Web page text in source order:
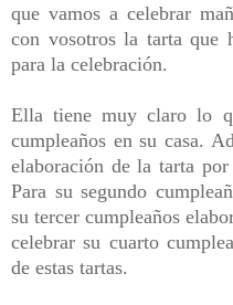
que vamos a celebrar
con vosotros la tarta que
para la celebración.
Ella tiene muy claro lo
cumpleaños en su casa.
elaboración de la tarta
Para su segundo
su tercer cumpleaños
celebrar su cuarto
de estas tartas.